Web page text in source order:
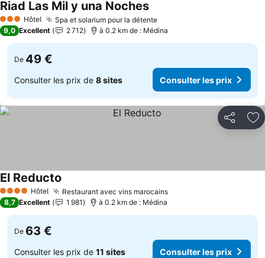
3 ÉtoilesHôtel Spa et solarium pour la détenteConsulter les prix
Riad Las Mil y una NochesConsulter les prix
9,0 Excellent 2 712 à 0.2 km de : Médina
De 49 €
Consulter les prix de 8 sites Consulter les prix
Partager
4 Étoiles Hôtel Restaurant avec vins marocainsConsulter les prix
El Reducto
8,7 Excellent 1 981 à 0.2 km de : Médina
De 63 €
Consulter les prix de 11 sites Consulter les prix